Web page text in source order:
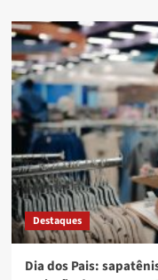
Destaques
Dia dos Pais: